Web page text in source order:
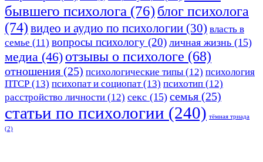
бывшего психолога (76)блог психолога
(74) видео и аудио по психологии (30) власть в
семье (11) вопросы психологу (20) личная жизнь (15)
медиа (46) отзывы о психологе (68)
отношения (25) психологические типы (12) психология
ПТСР (13) психопат и социопат(13) психотип (12)
расстройство личности (12) секс (15) семья (25)
статьи по психологии (240) тёмная триада
(2)